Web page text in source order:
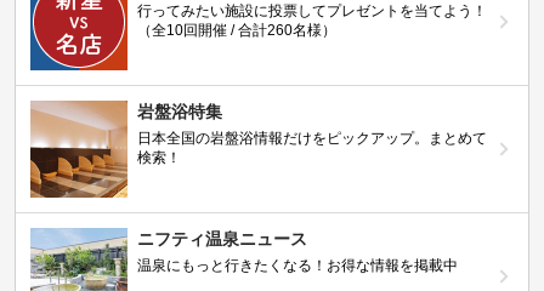
行ってみたい施設に投票してプレゼントを当てよう！
（全10回開催 / 合計260名様）
岩盤浴特集
日本全国の岩盤浴情報だけをピックアップ。まとめて
検索！
ニフティ温泉ニュース
温泉にもっと行きたくなる！お得な情報を掲載中